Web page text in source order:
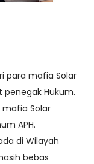
para mafia Solar
Hukum.
mafia Solar
APH.
di Wilayah
bebas